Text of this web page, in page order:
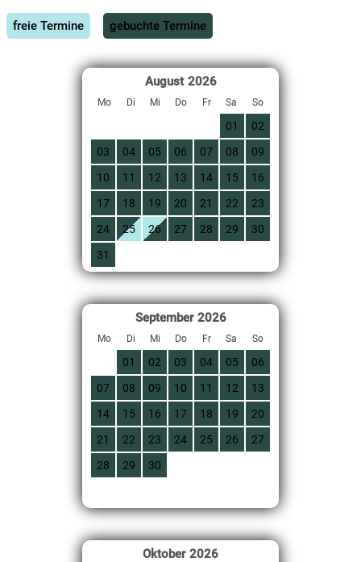
freie Termine gebuchte Termine
August 2026
Mo Di Mi Do Fr Sa So
01
02
03
04 05 06 07 08
09
10
11 12 13 14 15
16
17
18 19 20 21 22
23
24
25 26 27 28 29
30
31
September 2026
Mo Di Mi Do Fr Sa So
01 02 03 04 05
06
07
08 09 10 11 12
13
14
15 16 17 18 19
20
21
22 23 24 25 26
27
28
29 30
Oktober 2026